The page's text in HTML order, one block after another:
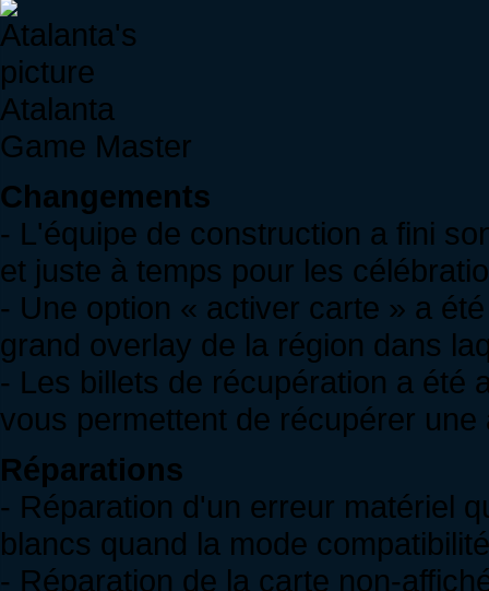
Atalanta
Game Master
Changements
- L'équipe de construction a fini
et juste à temps pour les
- Une option « activer carte » a
grand overlay de la région dans
- Les billets de récupération a été
vous permettent de récupérer
Réparations
- Réparation d'un erreur matériel
blancs quand la mode
- Réparation de la carte non-